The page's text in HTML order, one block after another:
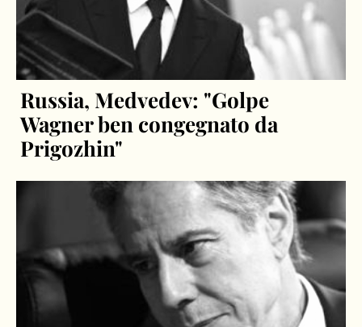
Russia, Medvedev: "Golpe
Wagner ben congegnato da
Prigozhin"